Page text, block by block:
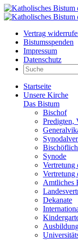
Vertrag
Bistumsspenden
Impressum
Datenschutz
Startseite
Unsere Kirche
Das Bistum
Bischof
Predigten,
Synode
Vertretung
Vertretung
Amtliches
Dekanate